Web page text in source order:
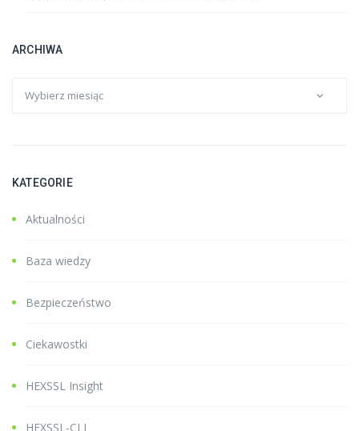
ARCHIWA
KATEGORIE
Aktualności
Baza wiedzy
Bezpieczeństwo
Ciekawostki
HEXSSL Insight
HEXSSL-CLI